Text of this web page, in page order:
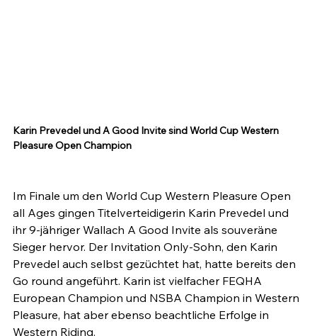
Karin Prevedel und A Good Invite sind World Cup Western
Pleasure Open Champion
Im Finale um den World Cup Western Pleasure Open
all Ages gingen Titelverteidigerin Karin Prevedel und
ihr 9-jähriger Wallach A Good Invite als souveräne
Sieger hervor. Der Invitation Only-Sohn, den Karin
Prevedel auch selbst gezüchtet hat, hatte bereits den
Go round angeführt. Karin ist vielfacher FEQHA
European Champion und NSBA Champion in Western
Pleasure, hat aber ebenso beachtliche Erfolge in
Western Riding.